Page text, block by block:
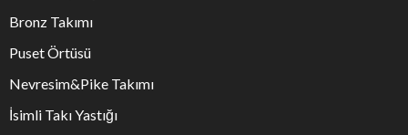
Bronz Takımı
Puset Örtüsü
Nevresim&Pike Takımı
İsimli Takı Yastığı